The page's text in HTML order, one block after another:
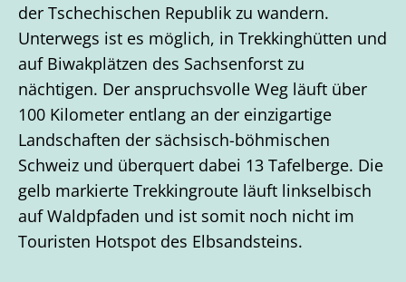
der Tschechischen Republik zu wandern.
Unterwegs ist es möglich, in Trekkinghütten und
auf Biwakplätzen des Sachsenforst zu
nächtigen. Der anspruchsvolle Weg läuft über
100 Kilometer entlang an der einzigartige
Landschaften der sächsisch-böhmischen
Schweiz und überquert dabei 13 Tafelberge. Die
gelb markierte Trekkingroute läuft linkselbisch
auf Waldpfaden und ist somit noch nicht im
Touristen Hotspot des Elbsandsteins.